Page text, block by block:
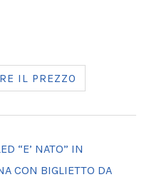
IL PREZZO
“E’ NATO” IN
CON BIGLIETTO DA